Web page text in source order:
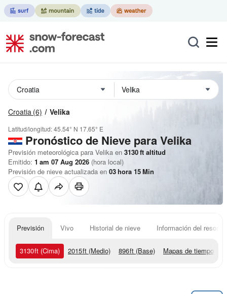
Croatia (6) Velika
Latitud/longitud:45.54° N 17.65° E
Pronóstico de Nieve para Velika
Previsión meteorológica para Velika en 3130ft altitud
Emitido: 1 am 07 Aug 2026 (hora local)
Previsión de nieve actualizada en 03hora 15Min
Previsión Vivo Historial de nieve Información del resort
3130ft (Cima) 2015ft (Medio) 896ft (Base) Mapas de tiempo